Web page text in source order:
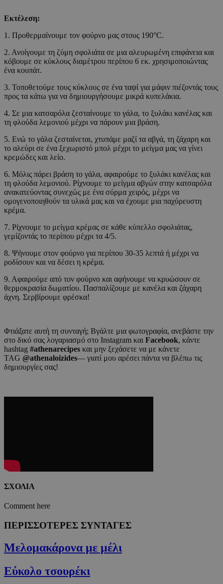
Εκτέλεση:
1. Προθερμαίνουμε τον φούρνο μας στους 190°C.
2. Ανοίγουμε τη ζύμη σφολιάτα σε μια αλευρωμένη επιφάνεια και
κόβουμε σε κύκλους διαμέτρου περίπου 6 εκ. χρησιμοποιώντας
ένα κουπάτ.
3. Τοποθετούμε τους κύκλους σε ένα ταψί για μάφιν πιέζοντάς τους
προς τα κάτω για να δημιουργήσουμε μικρά κυπελάκια.
4. Σε μια κατσαρόλα ζεσταίνουμε το γάλα, το ξυλάκι κανέλας και
τη φλούδα λεμονιού μέχρι να πάρουν μια βράση.
5. Ενώ το γάλα ζεσταίνεται, χτυπάμε μαζί τα αβγά, τη ζάχαρη και
το αλεύρι σε ένα ξεχωριστό μπολ μέχρι το μείγμα μας να γίνει
κρεμώδες και λείο.
6. Μόλις πάρει βράση το γάλα, αφαιρούμε το ξυλάκι κανέλας και
τη φλούδα λεμονιού. Ρίχνουμε το μείγμα αβγών στην κατσαρόλα
ανακατεύοντας συνεχώς με ένα σύρμα χειρός, μέχρι να
ομογενοποιηθούν τα υλικά μας και να έχουμε μια παχύρευστη
κρέμα.
7. Ρίχνουμε το μείγμα κρέμας σε κάθε κύπελλο σφολιάτας,
γεμίζοντάς το περίπου μέχρι τα 4/5.
8. Ψήνουμε στον φούρνο για περίπου 30-35 λεπτά ή μέχρι να
ροδίσουν και να δέσει η κρέμα.
9. Αφαιρούμε από τον φούρνο και αφήνουμε να κρυώσουν σε
θερμοκρασία δωματίου. Πασπαλίζουμε με κανέλα και ζάχαρη
άχνη. Σερβίρουμε φρέσκα!
Φτιάξατε αυτή τη συνταγή; Βγάλτε μια φωτογραφία, ανεβάστε την
στο δικό σας λογαριασμό στο Instagram και Facebook, κάντε
hashtag #athenarecipes και μην ξεχάσετε να με κάνετε
TAG @athenaloizides— γιατί μου αρέσει πάντα να βλέπω τις
δημιουργίες σας!
ΣΧΟΛΙΑ
Comment here
ΠΕΡΙΣΣΟΤΕΡΕΣ ΣΥΝΤΑΓΕΣ
Μελομακάρονα με μέλι
Εύκολο τσουρέκι